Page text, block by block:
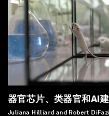
器官芯片、类器官和AI
Juliana Hilliard and Robert